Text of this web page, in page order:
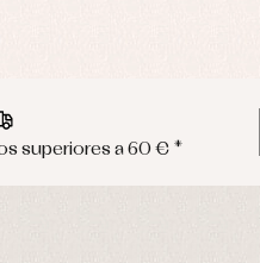
superiores a 60 € *